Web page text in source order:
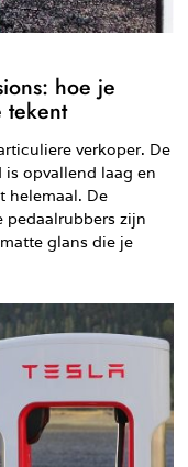
hoe je
tekent
verkoper. De
opvallend laag en
helemaal. De
pedaalrubbers zijn
glans die je